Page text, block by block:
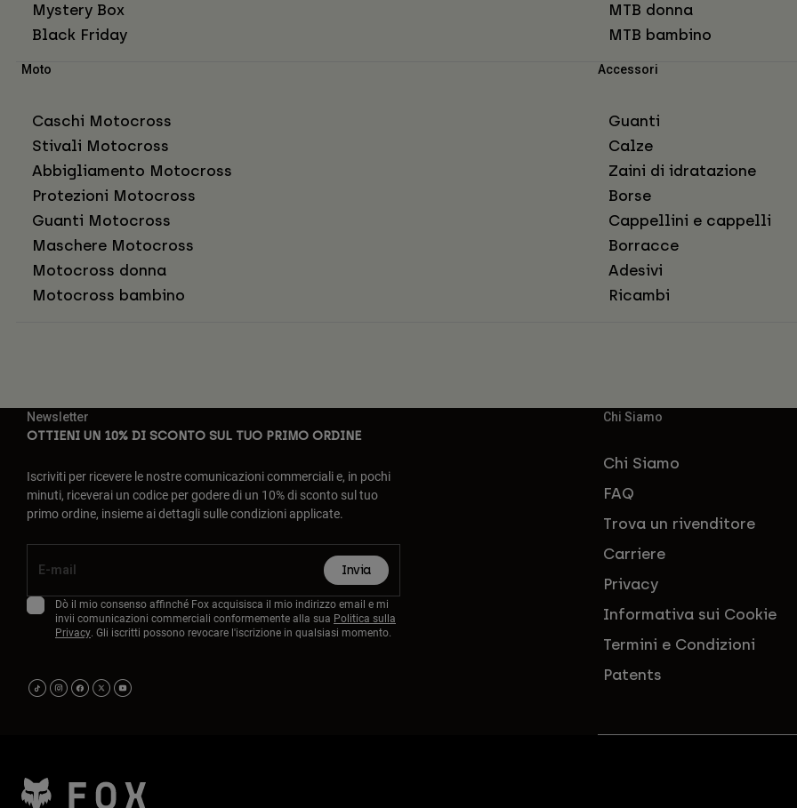
Mystery Box
Black Friday
MTB donna
MTB bambino
Moto
Caschi Motocross
Stivali Motocross
Abbigliamento Motocross
Protezioni Motocross
Guanti Motocross
Maschere Motocross
Motocross donna
Motocross bambino
Accessori
Guanti
Calze
Zaini di idratazione
Borse
Cappellini e cappelli
Borracce
Adesivi
Ricambi
Newsletter
OTTIENI UN 10% DI SCONTO SUL TUO PRIMO ORDINE
Iscriviti per ricevere le nostre comunicazioni commerciali e, in pochi
minuti, riceverai un codice per godere di un 10% di sconto sul tuo
primo ordine, insieme ai dettagli sulle condizioni applicate.
Invia
Dò il mio consenso affinché Fox acquisisca il mio indirizzo email e mi
invii comunicazioni commerciali conformemente alla sua Politica sulla
Privacy. Gli iscritti possono revocare l'iscrizione in qualsiasi momento.
Chi Siamo
Chi Siamo
FAQ
Trova un rivenditore
Carriere
Privacy
Informativa sui Cookie
Termini e Condizioni
Patents